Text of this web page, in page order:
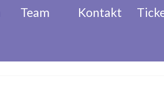
Team Kontakt